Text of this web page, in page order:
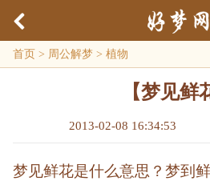
首页 > 周公解梦 > 植物
【梦见鲜
2013-02-08 16:34:53
梦见鲜花是什么意思？梦到